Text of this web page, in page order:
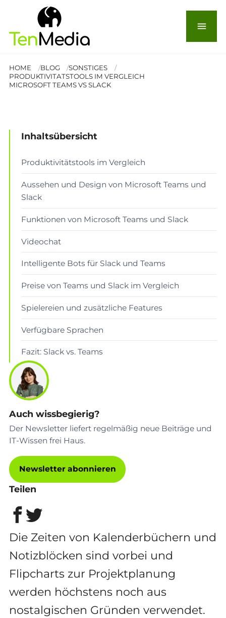
menu
HOME BLOG
SONSTIGES
PRODUKTIVITATSTOOLS IM VERGLEICH
MICROSOFT TEAMS VS SLACK
Produktivitätstools im
Vergleich: Microsoft Teams
Inhaltsübersicht
Produktivitätstools im Vergleich
Aussehen und Design von Microsoft Teams und
Slack
Funktionen von Microsoft Teams und Slack
Videochat
Intelligente Bots für Slack und Teams
Preise von Teams und Slack im Vergleich
Spielereien und zusätzliche Features
Verfügbare Sprachen
Fazit: Slack vs. Teams
Auch wissbegierig?
Der Newsletter liefert regelmäßig neue Beiträge und
IT-Wissen frei Haus.
Newsletter abonnieren
Teilen
Die Zeiten von Kalenderbüchern und
Notizblöcken sind vorbei und
Flipcharts zur Projektplanung
werden höchstens noch aus
nostalgischen Gründen verwendet.